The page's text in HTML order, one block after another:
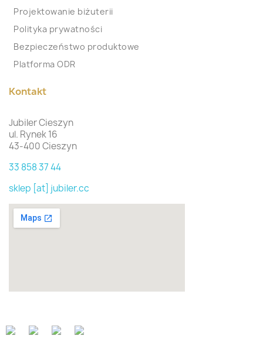
Projektowanie biżuterii
Polityka prywatności
Bezpieczeństwo produktowe
Platforma ODR
Kontakt
Jubiler Cieszyn
ul. Rynek 16
43-400 Cieszyn
33 858 37 44
sklep [at] jubiler.cc